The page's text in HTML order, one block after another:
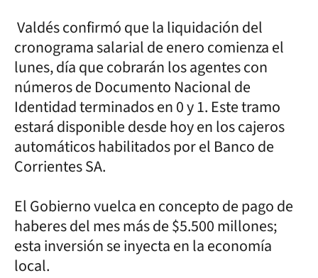
Valdés confirmó que la liquidación del
cronograma salarial de enero comienza el
lunes, día que cobrarán los agentes con
números de Documento Nacional de
Identidad terminados en 0 y 1. Este tramo
estará disponible desde hoy en los cajeros
automáticos habilitados por el Banco de
Corrientes SA.
El Gobierno vuelca en concepto de pago de
haberes del mes más de $5.500 millones;
esta inversión se inyecta en la economía
local.